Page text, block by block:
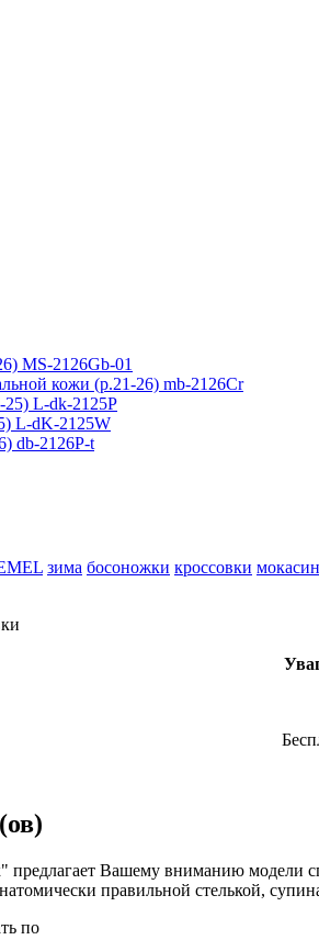
MS-2126Gb-01
кожи (р.21-26) mb-2126Cr
25) L-dk-2125P
L-dK-2125W
db-2126P-t
зима босоножки кроссовки
предлагает Вашему вниманию модели
правильной стелькой,
по